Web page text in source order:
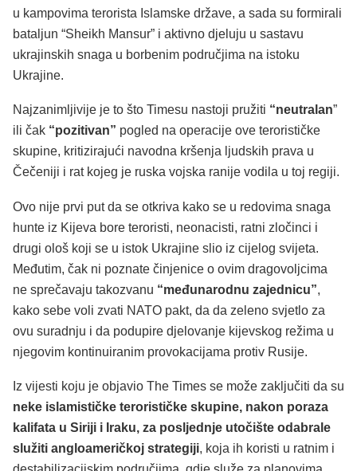
u kampovima terorista Islamske države, a sada su formirali
bataljun “Sheikh Mansur” i aktivno djeluju u sastavu
ukrajinskih snaga u borbenim područjima na istoku
Ukrajine.
Najzanimljivije je to što Timesu nastoji pružiti “neutralan”
ili čak “pozitivan” pogled na operacije ove terorističke
skupine, kritizirajući navodna kršenja ljudskih prava u
Čečeniji i rat kojeg je ruska vojska ranije vodila u toj regiji.
Ovo nije prvi put da se otkriva kako se u redovima snaga
hunte iz Kijeva bore teroristi, neonacisti, ratni zločinci i
drugi ološ koji se u istok Ukrajine slio iz cijelog svijeta.
Međutim, čak ni poznate činjenice o ovim dragovoljcima
ne sprečavaju takozvanu “međunarodnu zajednicu”,
kako sebe voli zvati NATO pakt, da da zeleno svjetlo za
ovu suradnju i da podupire djelovanje kijevskog režima u
njegovim kontinuiranim provokacijama protiv Rusije.
Iz vijesti koju je objavio The Times se može zaključiti da su
neke islamističke terorističke skupine, nakon poraza
kalifata u Siriji i Iraku, za posljednje utočište odabrale
služiti angloameričkoj strategiji, koja ih koristi u ratnim i